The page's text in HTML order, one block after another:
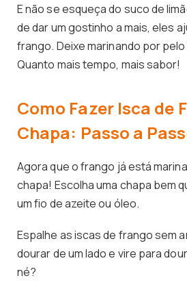
E não se esqueça do suco de
de dar um gostinho a mais, eles
frango. Deixe marinando por
Quanto mais tempo, mais sabor!
Como Fazer Isca de
Chapa: Passo a
Agora que o frango já está
chapa! Escolha uma chapa bem
um fio de azeite ou óleo.
Espalhe as iscas de frango sem
dourar de um lado e vire para
né?